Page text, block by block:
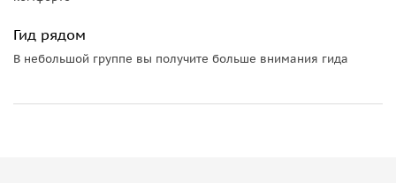
Гид рядом
В небольшой группе вы получите больше внимания гида